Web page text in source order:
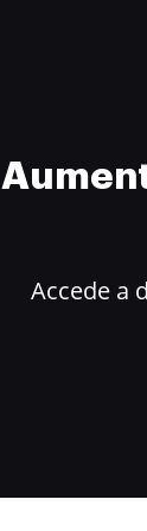
Accede a